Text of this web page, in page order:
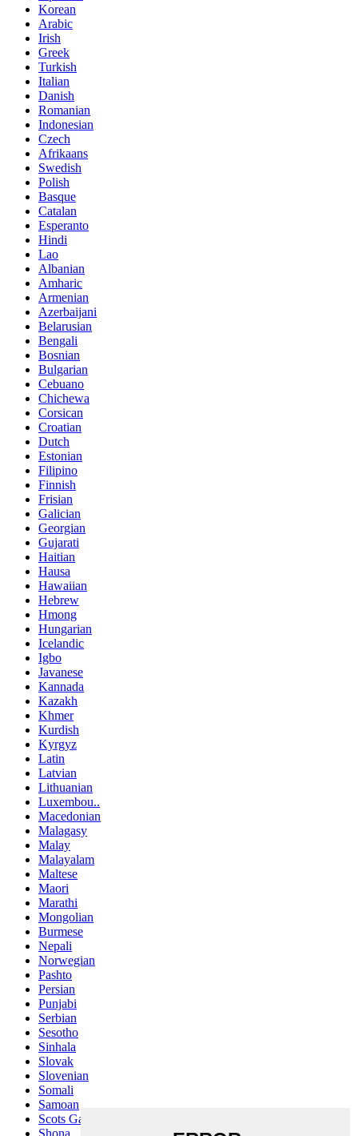
Korean
Arabic
Irish
Greek
Turkish
Italian
Danish
Romanian
Indonesian
Czech
Afrikaans
Swedish
Polish
Basque
Catalan
Esperanto
Hindi
Lao
Albanian
Amharic
Armenian
Azerbaijani
Belarusian
Bengali
Bosnian
Bulgarian
Cebuano
Chichewa
Corsican
Croatian
Dutch
Estonian
Filipino
Finnish
Frisian
Galician
Georgian
Gujarati
Haitian
Hausa
Hawaiian
Hebrew
Hmong
Hungarian
Icelandic
Igbo
Javanese
Kannada
Kazakh
Khmer
Kurdish
Kyrgyz
Latin
Latvian
Lithuanian
Luxembou..
Macedonian
Malagasy
Malay
Malayalam
Maltese
Maori
Marathi
Mongolian
Burmese
Nepali
Norwegian
Pashto
Persian
Punjabi
Serbian
Sesotho
Sinhala
Slovak
Slovenian
Somali
Samoan
Scots Gaelic